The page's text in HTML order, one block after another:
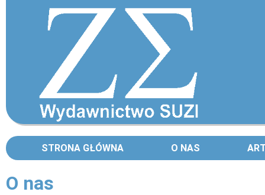
STRONA GŁÓWNA O NAS
O nas